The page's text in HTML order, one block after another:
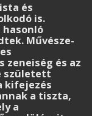
és
is.
Művésze­
zeneiség és az
született
kifejezés
a tiszta,
a